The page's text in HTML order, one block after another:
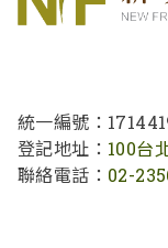
統一編號：
登記地址： 100台
聯絡電話： 02-